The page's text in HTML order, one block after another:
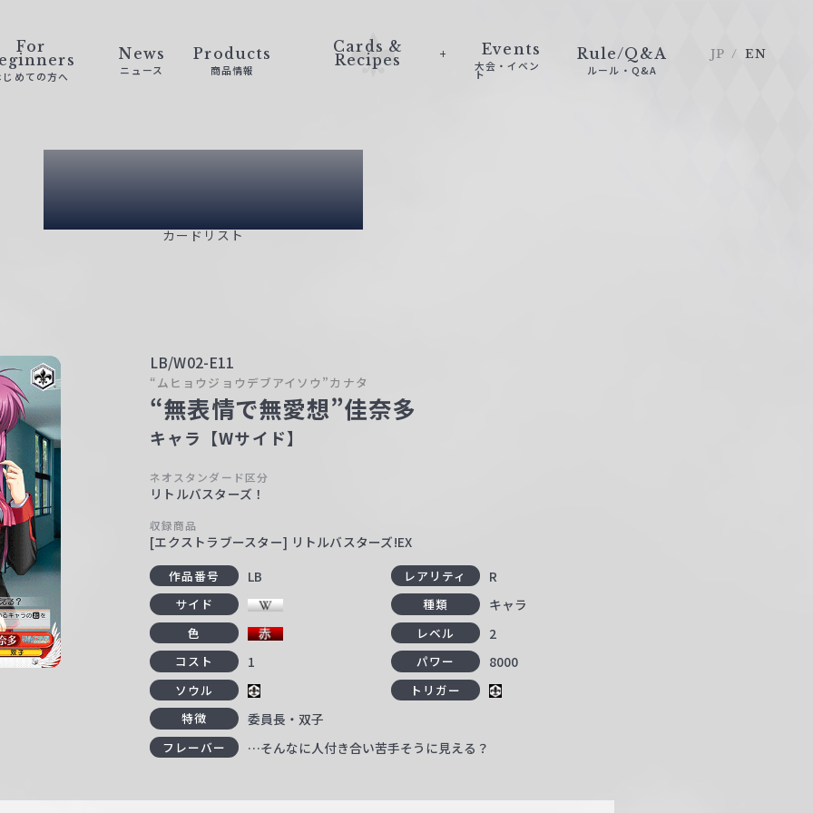
For
じめての方へ
News
ニュース
Products
商品情報
Cards &
Recipes
Events
大会・イベン
ト
Rule/Q&A
ルール・Q&A
JP EN
Card List
カードリスト
LB/W02-E11
“ムヒョウジョウデブアイソウ”カナタ
“無表情で無愛想”佳奈多
キャラ【Wサイド】
ネオスタンダード区分
リトルバスターズ！
収録商品
[エクストラブースター] リトルバスターズ!EX
作品番号 LB レアリティ R
サイド 種類 キャラ
色 レベル 2
コスト 1 パワー 8000
ソウル
トリガー
特徴
委員長・双子
フレーバー …そんなに人付き合い苦手そうに見える？